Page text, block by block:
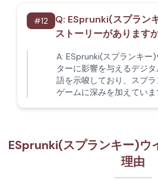
#12 Q: ESprunki(スプラン
ストーリーがあります
A: ESprunki(スプランキー
ターに影響を与えるデジ
語を示唆しており、スプ
ゲームに深みを加えていま
ESprunki(スプランキー)ウ
理由